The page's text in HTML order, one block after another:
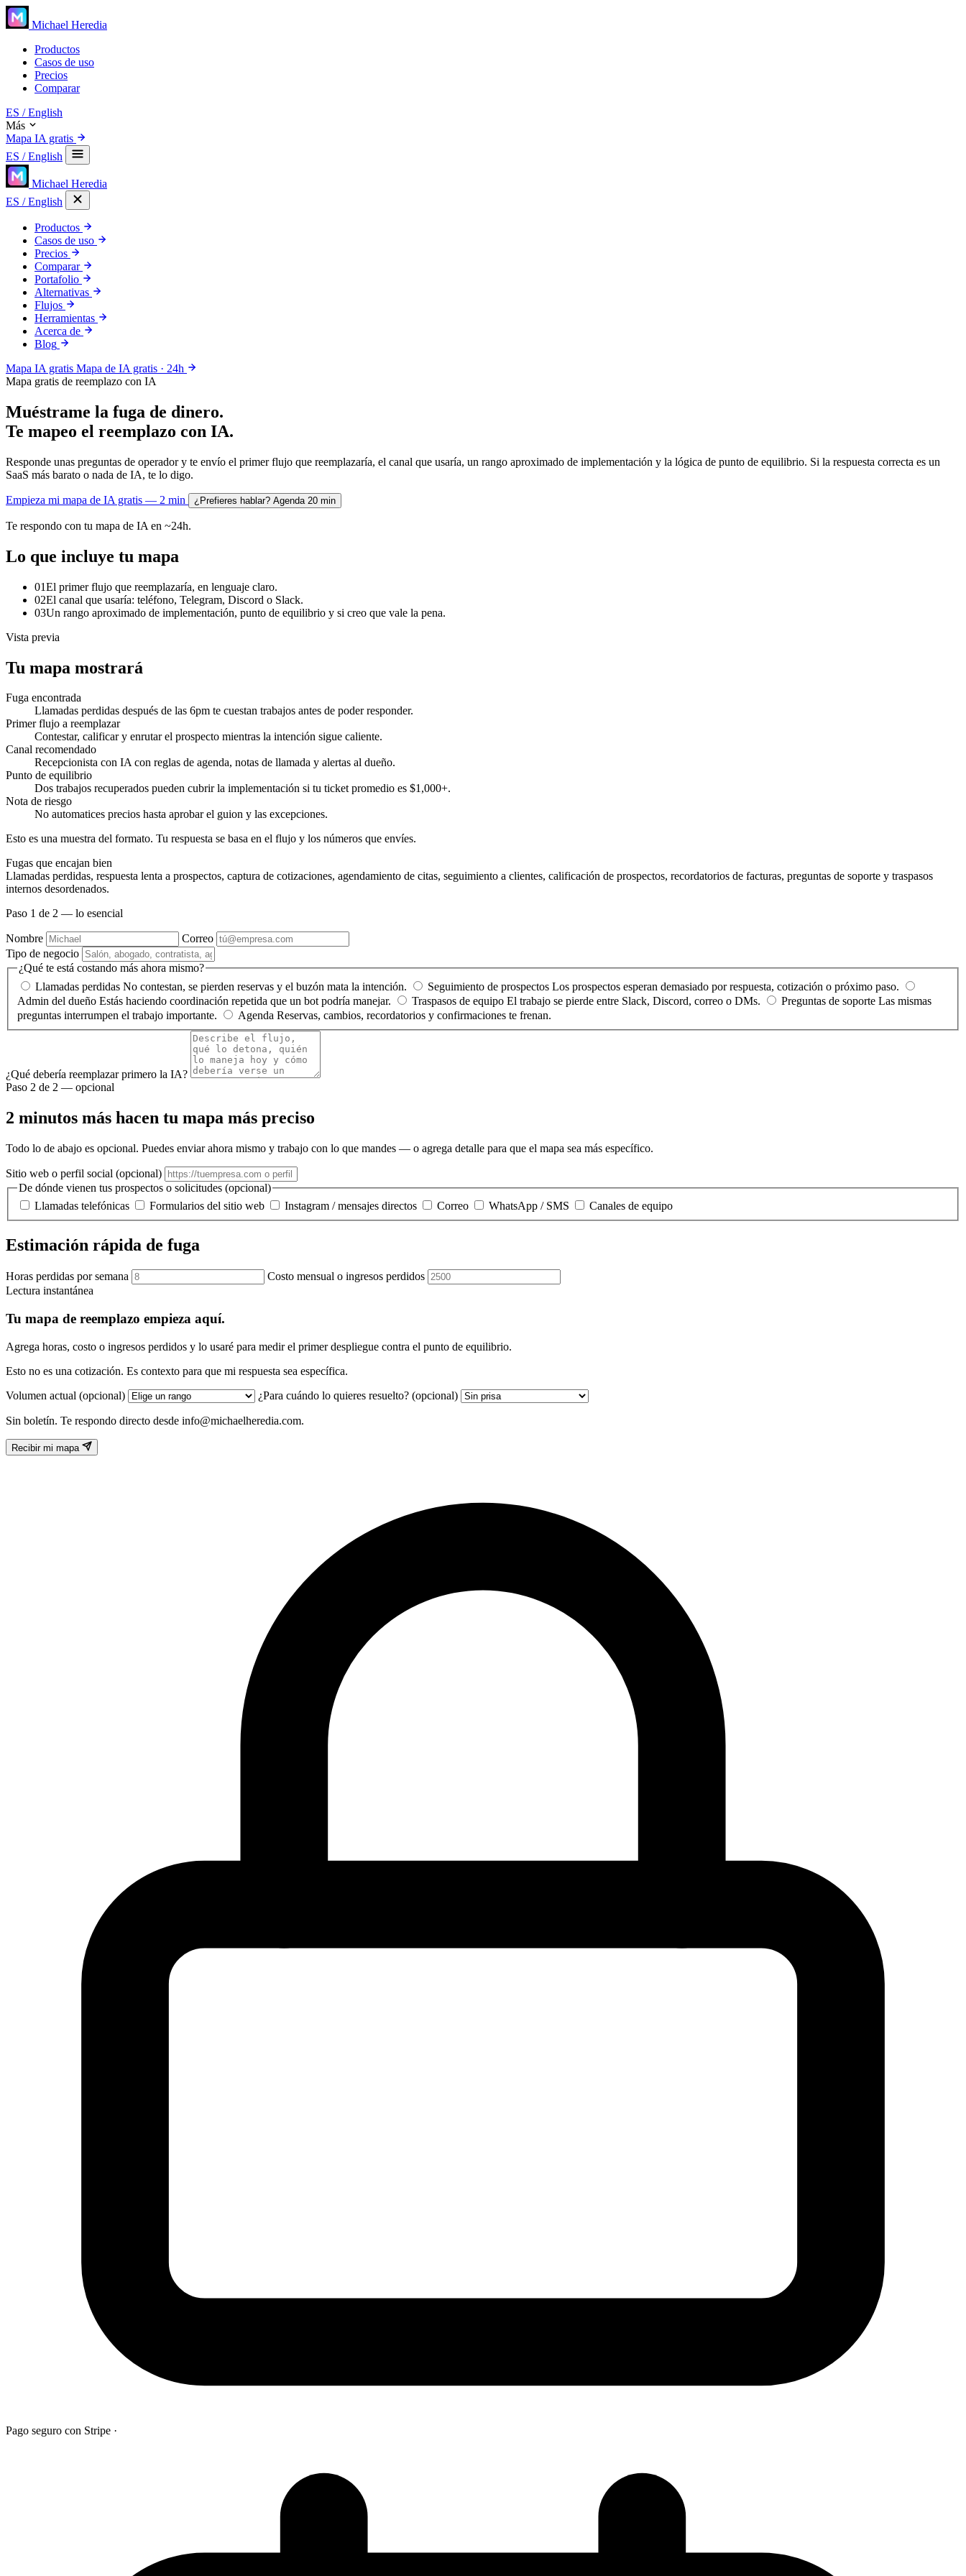
Michael Heredia
Productos
Casos de uso
Precios
Comparar
ES / English
Más
Mapa IA gratis
ES / English
Michael Heredia
ES / English
Productos
Casos de uso
Precios
Comparar
Portafolio
Alternativas
Flujos
Herramientas
Acerca de
Blog
Mapa IA gratis Mapa de IA gratis · 24h
Mapa gratis de reemplazo con IA
Muéstrame la fuga de dinero.
Te mapeo el reemplazo con IA.
Responde unas preguntas de operador y te envío el primer flujo que reemplazaría, el canal que usaría, un rango aproximado de implementación y la lógica de punto de equilibrio. Si la respuesta correcta es un
SaaS más barato o nada de IA, te lo digo.
Empieza mi mapa de IA gratis — 2 min ¿Prefieres hablar? Agenda 20 min
Te respondo con tu mapa de IA en ~24h.
Lo que incluye tu mapa
01El primer flujo que reemplazaría, en lenguaje claro.
02El canal que usaría: teléfono, Telegram, Discord o Slack.
03Un rango aproximado de implementación, punto de equilibrio y si creo que vale la pena.
Vista previa
Tu mapa mostrará
Fuga encontrada
Llamadas perdidas después de las 6pm te cuestan trabajos antes de poder responder.
Primer flujo a reemplazar
Contestar, calificar y enrutar el prospecto mientras la intención sigue caliente.
Canal recomendado
Recepcionista con IA con reglas de agenda, notas de llamada y alertas al dueño.
Punto de equilibrio
Dos trabajos recuperados pueden cubrir la implementación si tu ticket promedio es $1,000+.
Nota de riesgo
No automatices precios hasta aprobar el guion y las excepciones.
Esto es una muestra del formato. Tu respuesta se basa en el flujo y los números que envíes.
Fugas que encajan bien
Llamadas perdidas, respuesta lenta a prospectos, captura de cotizaciones, agendamiento de citas, seguimiento a clientes, calificación de prospectos, recordatorios de facturas, preguntas de soporte y traspasos
internos desordenados.
Paso 1 de 2 — lo esencial
Nombre
Correo
Tipo de negocio
¿Qué te está costando más ahora mismo?
Llamadas perdidas No contestan, se pierden reservas y el buzón mata la intención. Seguimiento de prospectos Los prospectos esperan demasiado por respuesta, cotización o próximo paso.
Admin del dueño Estás haciendo coordinación repetida que un bot podría manejar. Traspasos de equipo El trabajo se pierde entre Slack, Discord, correo o DMs. Preguntas de soporte Las mismas
preguntas interrumpen el trabajo importante.
Agenda Reservas, cambios, recordatorios y confirmaciones te frenan.
¿Qué debería reemplazar primero la IA?
Paso 2 de 2 — opcional
2 minutos más hacen tu mapa más preciso
Todo lo de abajo es opcional. Puedes enviar ahora mismo y trabajo con lo que mandes — o agrega detalle para que el mapa sea más específico.
Sitio web o perfil social (opcional)
De dónde vienen tus prospectos o solicitudes (opcional)
Llamadas telefónicas
Formularios del sitio web Instagram / mensajes directos Correo WhatsApp / SMS Canales de equipo
Estimación rápida de fuga
Horas perdidas por semana
Costo mensual o ingresos perdidos
Lectura instantánea
Tu mapa de reemplazo empieza aquí.
Agrega horas, costo o ingresos perdidos y lo usaré para medir el primer despliegue contra el punto de equilibrio.
Esto no es una cotización. Es contexto para que mi respuesta sea específica.
Volumen actual (opcional) ¿Para cuándo lo quieres resuelto? (opcional)
Sin boletín. Te respondo directo desde info@michaelheredia.com.
Recibir mi mapa
Pago seguro con Stripe ·